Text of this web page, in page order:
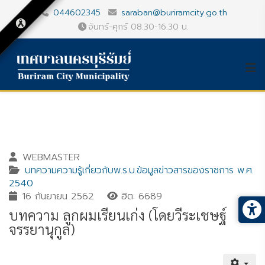
044602345
saraban@buriramcity.go.th
จันทร์-ศุกร์ 08.30-16.30 น.
WEBMASTER
บทความความรู้เกี่ยวกับพ.ร.บ.ข้อมูลข่าวสารของราชการ พ.ศ.
2540
16 กันยายน 2562
ฮิต: 6689
บทความ ลูกผมเรียนเก่ง (โดยวีระเชษฐ์
จรรยานุกูล)